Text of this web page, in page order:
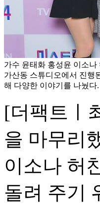
가수 윤태화 홍성윤 이소
가산동 스튜디오에서 진행
해 다양한 이야기를 나눴다
[더팩트ㅣ
을 마무리
이소나 허
돌려 주기